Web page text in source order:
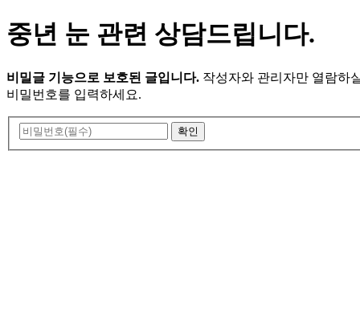
중년 눈 관련 상담드립니다.
비밀글 기능으로 보호된 글입니다. 작성자와 관리자만 열람하
비밀번호를 입력하세요.